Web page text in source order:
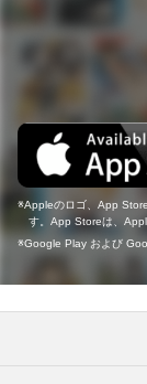
Appleのロゴ、App
す。App Storeは、
Google Play および